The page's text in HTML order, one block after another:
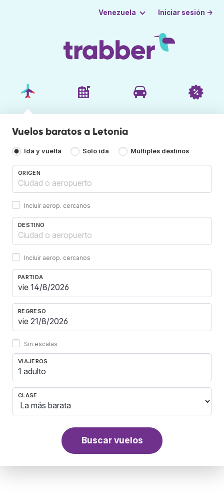
Venezuela Iniciar sesión →
Vuelos baratos a Letonia
Ida y vuelta Solo ida Múltiples destinos
ORIGEN
Incluir aerop. cercanos
DESTINO
Incluir aerop. cercanos
PARTIDA
REGRESO
Sin escalas
VIAJEROS
1 adulto
CLASE
Buscar vuelos